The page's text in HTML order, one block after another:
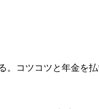
。コツコツと年金を